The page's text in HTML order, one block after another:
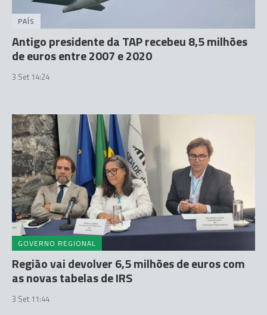
PAÍS
Antigo presidente da TAP recebeu 8,5 milhões
de euros entre 2007 e 2020
3 Set 14:24
GOVERNO REGIONAL
Região vai devolver 6,5 milhões de euros com
as novas tabelas de IRS
3 Set 11:44